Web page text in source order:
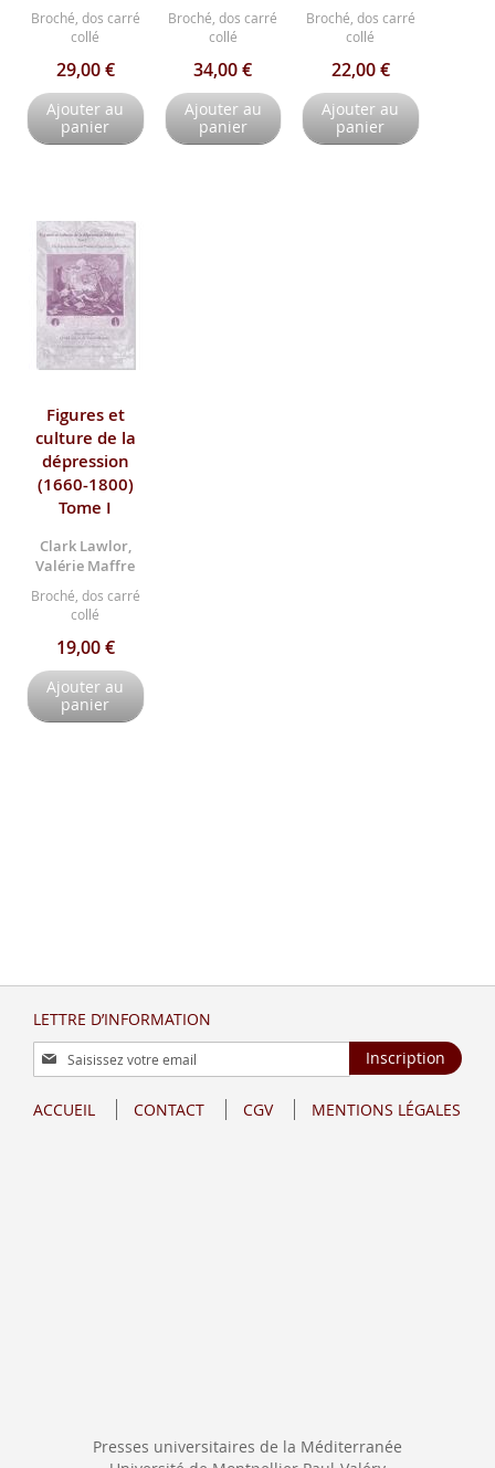
Broché, dos carré
collé
29,00 €
Ajouter au
panier
Broché, dos carré
collé
34,00 €
Ajouter au
panier
Broché, dos carré
collé
22,00 €
Ajouter au
panier
Figures et
culture de la
dépression
(1660-1800)
Tome I
Clark Lawlor,
Valérie Maffre
Broché, dos carré
collé
19,00 €
Ajouter au
panier
LETTRE D’INFORMATION
Inscription
à
lettre
Inscription
ACCUEIL CONTACT CGV MENTIONS LÉGALES
Presses universitaires de la Méditerranée